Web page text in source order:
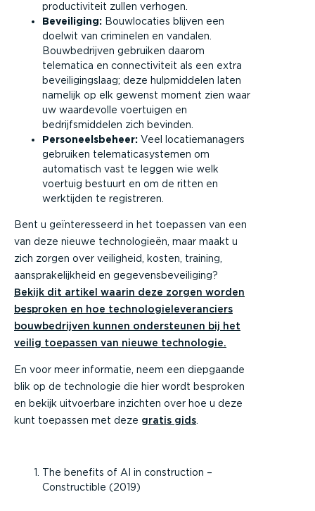
productiviteit zullen verhogen.
Beveiliging: Bouwlocaties blijven een
doelwit van criminelen en vandalen.
Bouwbedrijven gebruiken daarom
telematica en connectiviteit als een extra
beveiligingslaag; deze hulpmiddelen laten
namelijk op elk gewenst moment zien waar
uw waardevolle voertuigen en
bedrijfsmiddelen zich bevinden.
Personeelsbeheer: Veel locatiemanagers
gebruiken telematicasystemen om
automatisch vast te leggen wie welk
voertuig bestuurt en om de ritten en
werktijden te registreren.
Bent u geïnteresseerd in het toepassen van een
van deze nieuwe technologieën, maar maakt u
zich zorgen over veiligheid, kosten, training,
aansprakelijkheid en gegevensbeveiliging?
Bekijk dit artikel waarin deze zorgen worden
besproken en hoe technologieleveranciers
bouwbedrijven kunnen ondersteunen bij het
veilig toepassen van nieuwe technologie.
En voor meer informatie, neem een diepgaande
blik op de technologie die hier wordt besproken
en bekijk uitvoerbare inzichten over hoe u deze
kunt toepassen met deze gratis gids
The benefits of AI in construction –
Constructible (2019)